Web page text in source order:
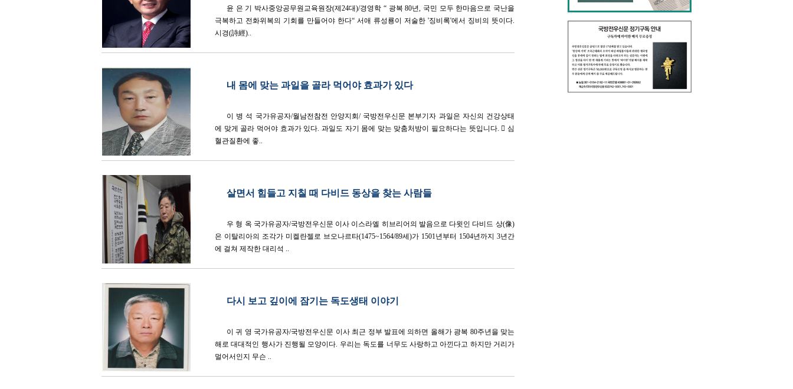
윤 은 기 박사중앙공무원교육원장(제24대)/경영학 “ 광복 80년, 국민 모두 한마음으로 국난을
극복하고 전화위복의 기회를 만들어야 한다“ 서애 류성룡이 저술한 '징비록'에서 징비의 뜻이다.
시경(詩經)..
내 몸에 맞는 과일을 골라 먹어야 효과가 있다
이 병 석 국가유공자/월남전참전 안양지회/ 국방전우신문 본부기자 과일은 자신의 건강상태
에 맞게 골라 먹어야 효과가 있다. 과일도 자기 몸에 맞는 맞춤처방이 필요하다는 뜻입니다.  심
혈관질환에 좋..
살면서 힘들고 지칠 때 다비드 동상을 찾는 사람들
우 형 옥 국가유공자/국방전우신문 이사 이스라엘 히브리어의 발음으로 다윗인 다비드 상(像)
은 이탈리아의 조각가 미켈란젤로 브오나르타(1475~1564/89세)가 1501년부터 1504년까지 3년간
에 걸쳐 제작한 대리석 ..
다시 보고 깊이에 잠기는 독도생태 이야기
이 귀 영 국가유공자/국방전우신문 이사 최근 정부 발표에 의하면 올해가 광복 80주년을 맞는
해로 대대적인 행사가 진행될 모양이다. 우리는 독도를 너무도 사랑하고 아낀다고 하지만 거리가
멀어서인지 무슨 ..